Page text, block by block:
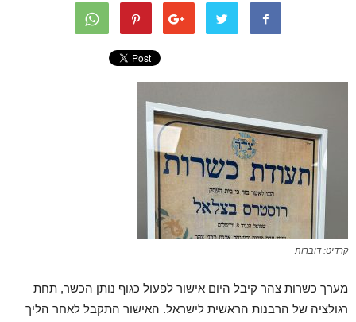
קרדיט: דוברות
מערך כשרות צהר קיבל היום אישור לפעול כגוף נותן הכשר, תחת
רגולציה של הרבנות הראשית לישראל. האישור התקבל לאחר הליך